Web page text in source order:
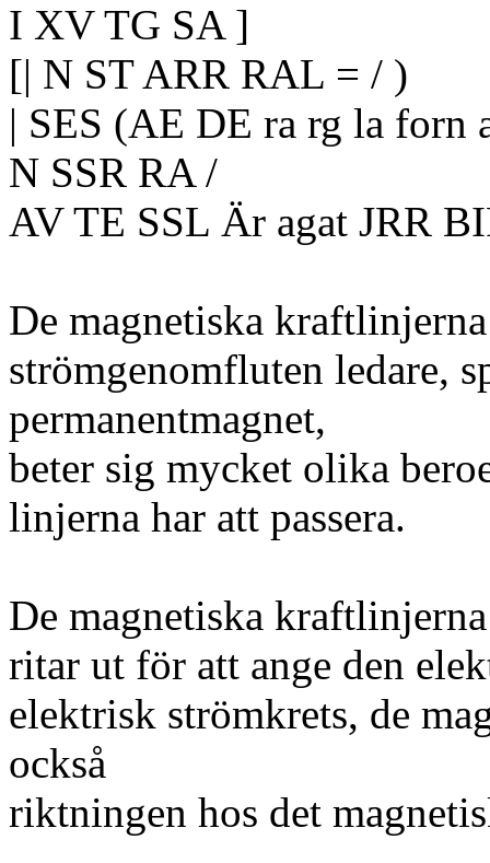
I XV TG SA ]
[| N ST ARR RAL = / )
| SES (AE DE ra rg la forn
N SSR RA /
AV TE SSL Är agat JRR
De magnetiska
strömgenomfluten ledare,
permanentmagnet,
beter sig mycket olika
linjerna har att passera.
De magnetiska
ritar ut för att ange den
elektrisk strömkrets, de
också
riktningen hos det